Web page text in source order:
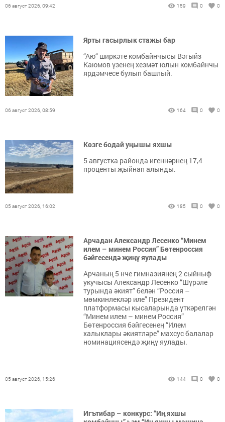
06 август 2026, 09:42 159 0 0
Ярты гасырлык стажы бар
“Аю“ ширкәте комбайнчысы Вәгыйз
Каюмов үзенең хезмәт юлын комбайнчы
ярдәмчесе булып башлый.
06 август 2026, 08:59 164 0 0
Көзге бодай уңышы яхшы
5 августка районда игеннәрнең 17,4
проценты җыйнап алынды.
05 август 2026, 16:02 185 0 0
Арчадан Александр Лесенко “Минем
илем – минем Россия” Бөтенроссия
бәйгесендә җиңү яулады
Арчаның 5 нче гимназиянең 2 сыйныф
укучысы Александр Лесенко “Шүрәле
турында әкият” белән “Россия –
мөмкинлекләр иле” Президент
платформасы кысаларында үткәрелгән
“Минем илем – минем Россия”
Бөтенроссия бәйгесенең “Илем
халыклары әкиятләре” махсус балалар
номинациясендә җиңү яулады.
05 август 2026, 15:26 144 0 0
Игътибар – конкурс: “Иң яхшы